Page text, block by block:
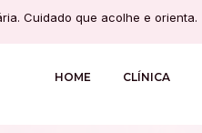
Cuidado que acolhe e orienta.
HOME CLÍNICA